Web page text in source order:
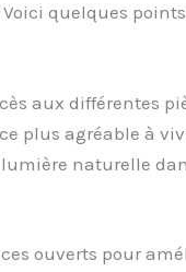
quelques
aux différentes
plus agréable à
naturelle
ouverts pour